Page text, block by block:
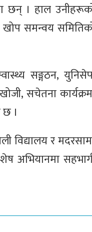
छन् । हाल
खोप समन्वय
सङ्गठन,
सचेतना
।
विद्यालय र
अभियानमा